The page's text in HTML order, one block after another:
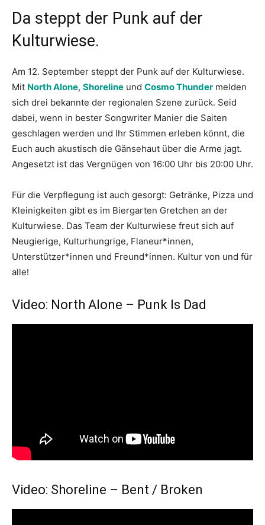
Da steppt der Punk auf der
Kulturwiese.
Am 12. September steppt der Punk auf der Kulturwiese.
Mit North Alone, Shoreline und Cosmo Thunder melden
sich drei bekannte der regionalen Szene zurück. Seid
dabei, wenn in bester Songwriter Manier die Saiten
geschlagen werden und Ihr Stimmen erleben könnt, die
Euch auch akustisch die Gänsehaut über die Arme jagt.
Angesetzt ist das Vergnügen von 16:00 Uhr bis 20:00 Uhr.
Für die Verpflegung ist auch gesorgt: Getränke, Pizza und
Kleinigkeiten gibt es im Biergarten Gretchen an der
Kulturwiese. Das Team der Kulturwiese freut sich auf
Neugierige, Kulturhungrige, Flaneur*innen,
Unterstützer*innen und Freund*innen. Kultur von und für
alle!
Video: North Alone – Punk Is Dad
Video: Shoreline – Bent / Broken